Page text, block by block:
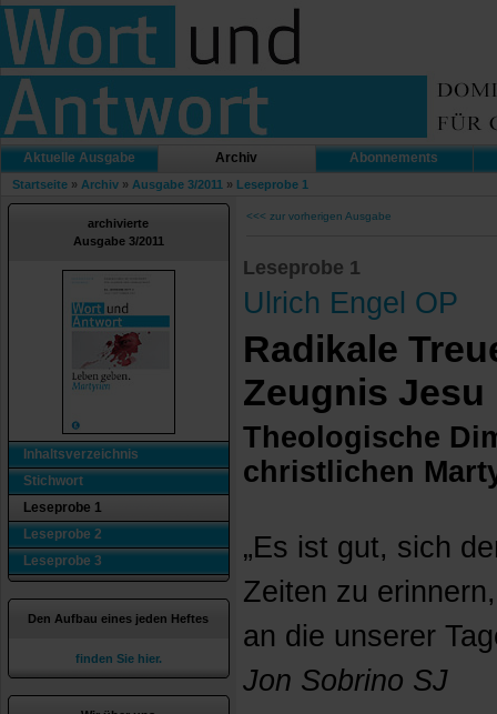
Aktuelle Ausgabe Archiv Abonnements
Startseite » Archiv » Ausgabe 3/2011 » Leseprobe 1
archivierte
Ausgabe 3/2011
Inhaltsverzeichnis
Stichwort
Leseprobe 1
Leseprobe 2
Leseprobe 3
Den Aufbau eines jeden Heftes
finden Sie hier.
<<< zur vorherigen Ausgabe
Leseprobe 1
Ulrich Engel OP
Radikale
Zeugnis Jesu
Theologische
christlichen
„Es ist gut, sich
Zeiten zu
an die unserer
Jon Sobrino SJ